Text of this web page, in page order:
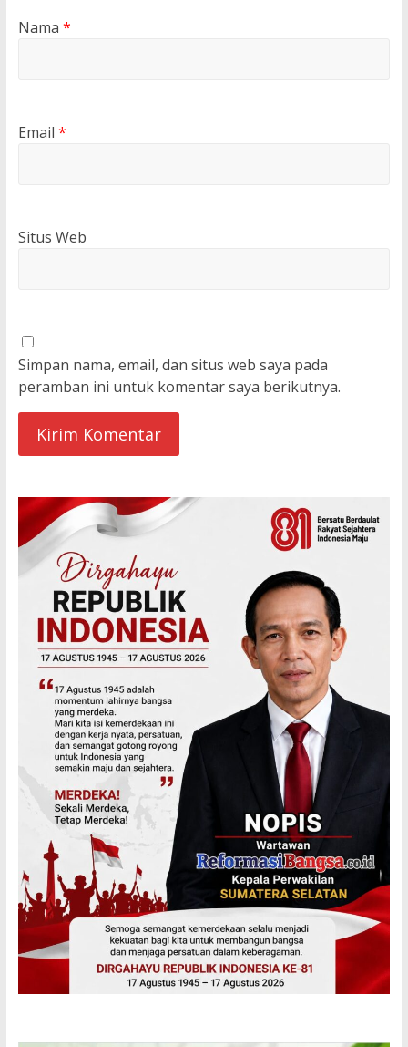
Nama *
Email *
Situs Web
Simpan nama, email, dan situs web saya pada
peramban ini untuk komentar saya berikutnya.